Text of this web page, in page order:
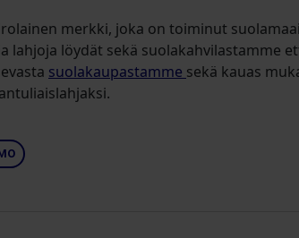
merkki, joka on toiminut
lahjoja löydät sekä suolakahvilastamme
suolakaupastamme sekä kauas